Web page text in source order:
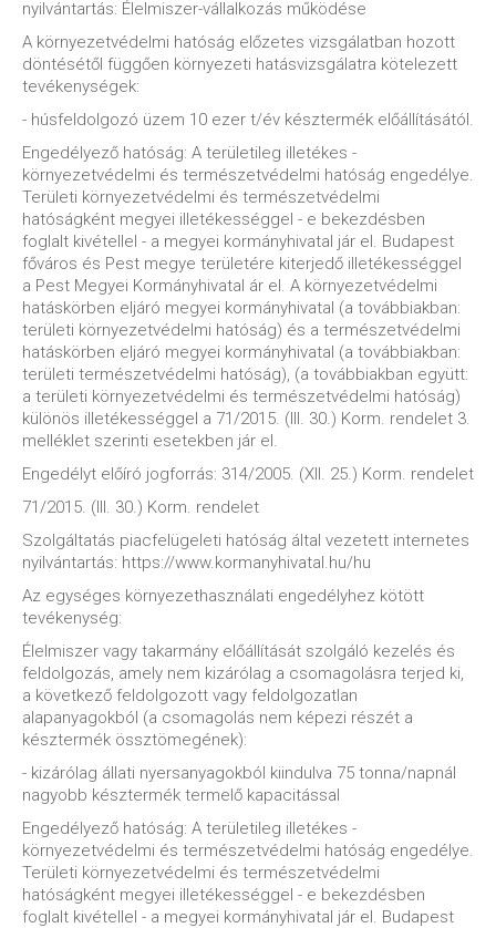
nyilvántartás: Élelmiszer-vállalkozás működése
A környezetvédelmi hatóság előzetes vizsgálatban hozott
döntésétől függően környezeti hatásvizsgálatra kötelezett
tevékenységek:
- húsfeldolgozó üzem 10 ezer t/év késztermék előállításától.
Engedélyező hatóság: A területileg illetékes -
környezetvédelmi és természetvédelmi hatóság engedélye.
Területi környezetvédelmi és természetvédelmi
hatóságként megyei illetékességgel - e bekezdésben
foglalt kivétellel - a megyei kormányhivatal jár el. Budapest
főváros és Pest megye területére kiterjedő illetékességgel
a Pest Megyei Kormányhivatal ár el. A környezetvédelmi
hatáskörben eljáró megyei kormányhivatal (a továbbiakban:
területi környezetvédelmi hatóság) és a természetvédelmi
hatáskörben eljáró megyei kormányhivatal (a továbbiakban:
területi természetvédelmi hatóság), (a továbbiakban együtt:
a területi környezetvédelmi és természetvédelmi hatóság)
különös illetékességgel a 71/2015. (III. 30.) Korm. rendelet 3.
melléklet szerinti esetekben jár el.
Engedélyt előíró jogforrás: 314/2005. (XII. 25.) Korm. rendelet
71/2015. (III. 30.) Korm. rendelet
Szolgáltatás piacfelügeleti hatóság által vezetett internetes
nyilvántartás: https://www.kormanyhivatal.hu/hu
Az egységes környezethasználati engedélyhez kötött
tevékenység:
Élelmiszer vagy takarmány előállítását szolgáló kezelés és
feldolgozás, amely nem kizárólag a csomagolásra terjed ki,
a következő feldolgozott vagy feldolgozatlan
alapanyagokból (a csomagolás nem képezi részét a
késztermék össztömegének):
- kizárólag állati nyersanyagokból kiindulva 75 tonna/napnál
nagyobb késztermék termelő kapacitással
Engedélyező hatóság: A területileg illetékes -
környezetvédelmi és természetvédelmi hatóság engedélye.
Területi környezetvédelmi és természetvédelmi
hatóságként megyei illetékességgel - e bekezdésben
foglalt kivétellel - a megyei kormányhivatal jár el. Budapest